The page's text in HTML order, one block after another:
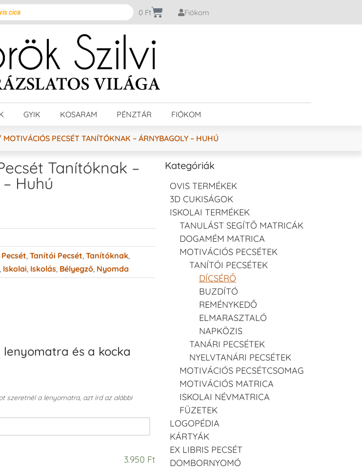
0 Ft Fiókom
GYIK KOSARAM PÉNZTÁR FIÓKOM
MOTIVÁCIÓS PECSÉT TANÍTÓKNAK – ÁRNYBAGOLY – HUHÚ
Tanítóknak –
Huhú
Pecsét Tanítói Pecsét Tanítóknak,
Iskolai Iskolás, Bélyegző, Nyomda
és a kocka
szeretnél a lenyomatra, azt írd az alábbi
3.950 Ft
Kategóriák
OVIS TERMÉKEK
3D CUKISÁGOK
ISKOLAI TERMÉKEK
TANULÁST SEGÍTŐ MATRICÁK
DOGAMÉM MATRICA
MOTIVÁCIÓS PECSÉTEK
TANÍTÓI PECSÉTEK
DÍCSÉRŐ
BUZDÍTÓ
REMÉNYKEDŐ
ELMARASZTALÓ
NAPKÖZIS
TANÁRI PECSÉTEK
NYELVTANÁRI PECSÉTEK
MOTIVÁCIÓS PECSÉTCSOMAG
MOTIVÁCIÓS MATRICA
ISKOLAI NÉVMATRICA
FÜZETEK
LOGOPÉDIA
KÁRTYÁK
EX LIBRIS PECSÉT
DOMBORNYOMÓ